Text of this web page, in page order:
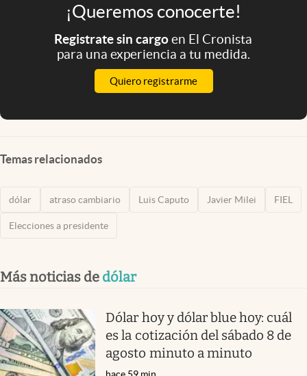
¡Queremos conocerte!
Registrate sin cargoen El Cronista
para una experiencia a tu medida.
Quiero registrarme
Temas relacionados
dólar atraso cambiario Luis Caputo Javier Milei FIEL
Elecciones a presidente
Más noticias de dólar
Dólar hoy y dólar blue hoy: cuál
es la cotización del sábado 8 de
agosto minuto a minuto